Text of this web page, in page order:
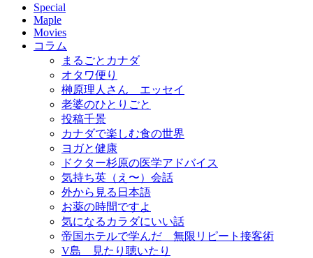
Special
Maple
Movies
コラム
まるごとカナダ
オタワ便り
榊原理人さん エッセイ
老婆のひとりごと
投稿千景
カナダで楽しむ食の世界
ヨガと健康
ドクター杉原の医学アドバイス
気持ち英（え〜）会話
外から見る日本語
お薬の時間ですよ
気になるカラダにいい話
帝国ホテルで学んだ 無限リピート接客術
V島 見たり聴いたり